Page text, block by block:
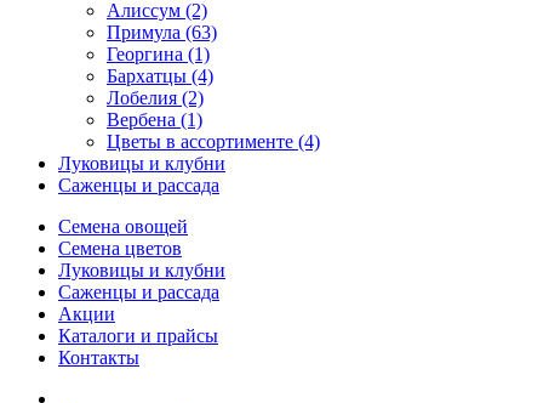
Алиссум (2)
Примула (63)
Георгина (1)
Бархатцы (4)
Лобелия (2)
Вербена (1)
Цветы в ассортименте (4)
Луковицы и клубни
Саженцы и рассада
Семена овощей
Семена цветов
Луковицы и клубни
Саженцы и рассада
Акции
Каталоги и прайсы
Контакты